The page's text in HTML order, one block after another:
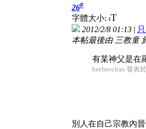
26#
字體大小: tT
2012/2/8 01:13 |
本帖最後由 三教童
有某神父是在
beebeechan 發表
別人在自己宗教內